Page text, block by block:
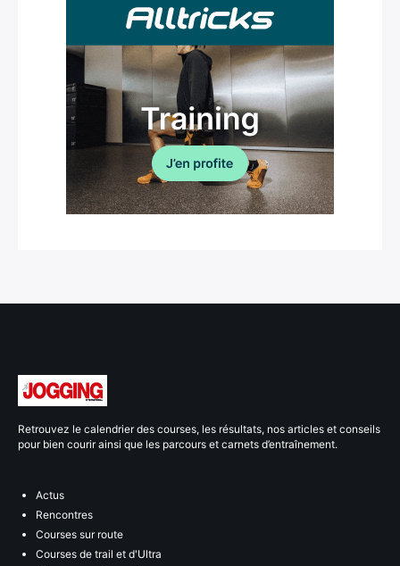
Retrouvez le calendrier des courses, les résultats, nos articles et conseils
pour bien courir ainsi que les parcours et carnets d’entraînement.
Actus
Rencontres
Courses sur route
Courses de trail et d'Ultra